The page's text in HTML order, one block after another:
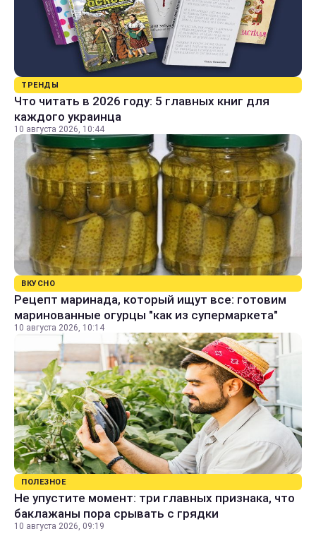
ТРЕНДЫ
Что читать в 2026 году: 5 главных книг для
каждого украинца
10 августа 2026, 10:44
ВКУСНО
Рецепт маринада, который ищут все: готовим
маринованные огурцы "как из супермаркета"
10 августа 2026, 10:14
ПОЛЕЗНОЕ
Не упустите момент: три главных признака, что
баклажаны пора срывать с грядки
10 августа 2026, 09:19